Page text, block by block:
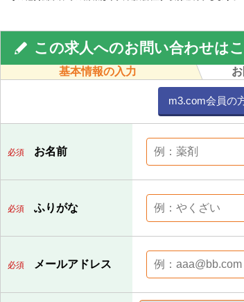
この求人へのお問い合わせは
基本情報の入力
m3.com会員の
必須 お名前
必須 ふりがな
必須 メールアドレス